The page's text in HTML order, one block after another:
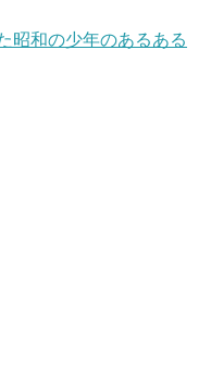
昭和の少年のあるある